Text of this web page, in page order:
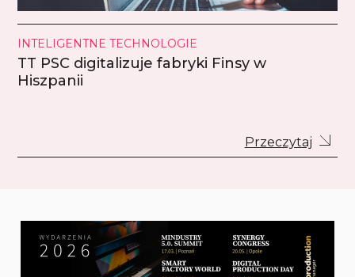
INTELIGENTNE TECHNOLOGIE
TT PSC digitalizuje fabryki Finsy w
Hiszpanii
Przeczytaj